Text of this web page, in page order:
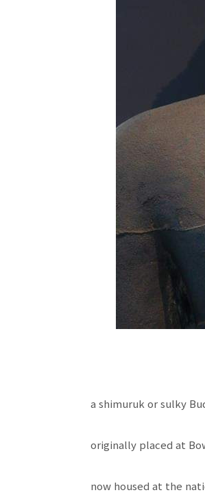
a shimuruk or sulky
originally placed at
now housed at the